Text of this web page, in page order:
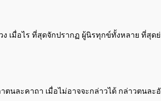
ง เมื่อไร ที่สุดจักปรากฏ ผู้นิรทุกข์ทั้งหลาย ที่สุ
นละคาถา เมื่อไม่อาจจะกล่าวได้ กล่าวตนละ